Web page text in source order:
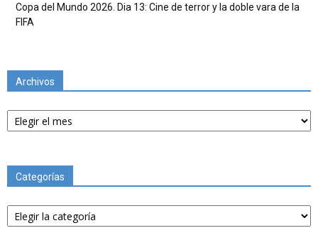
Copa del Mundo 2026. Dia 13: Cine de terror y la doble vara de la
FIFA
Archivos
Archivos
Categorías
Categorías